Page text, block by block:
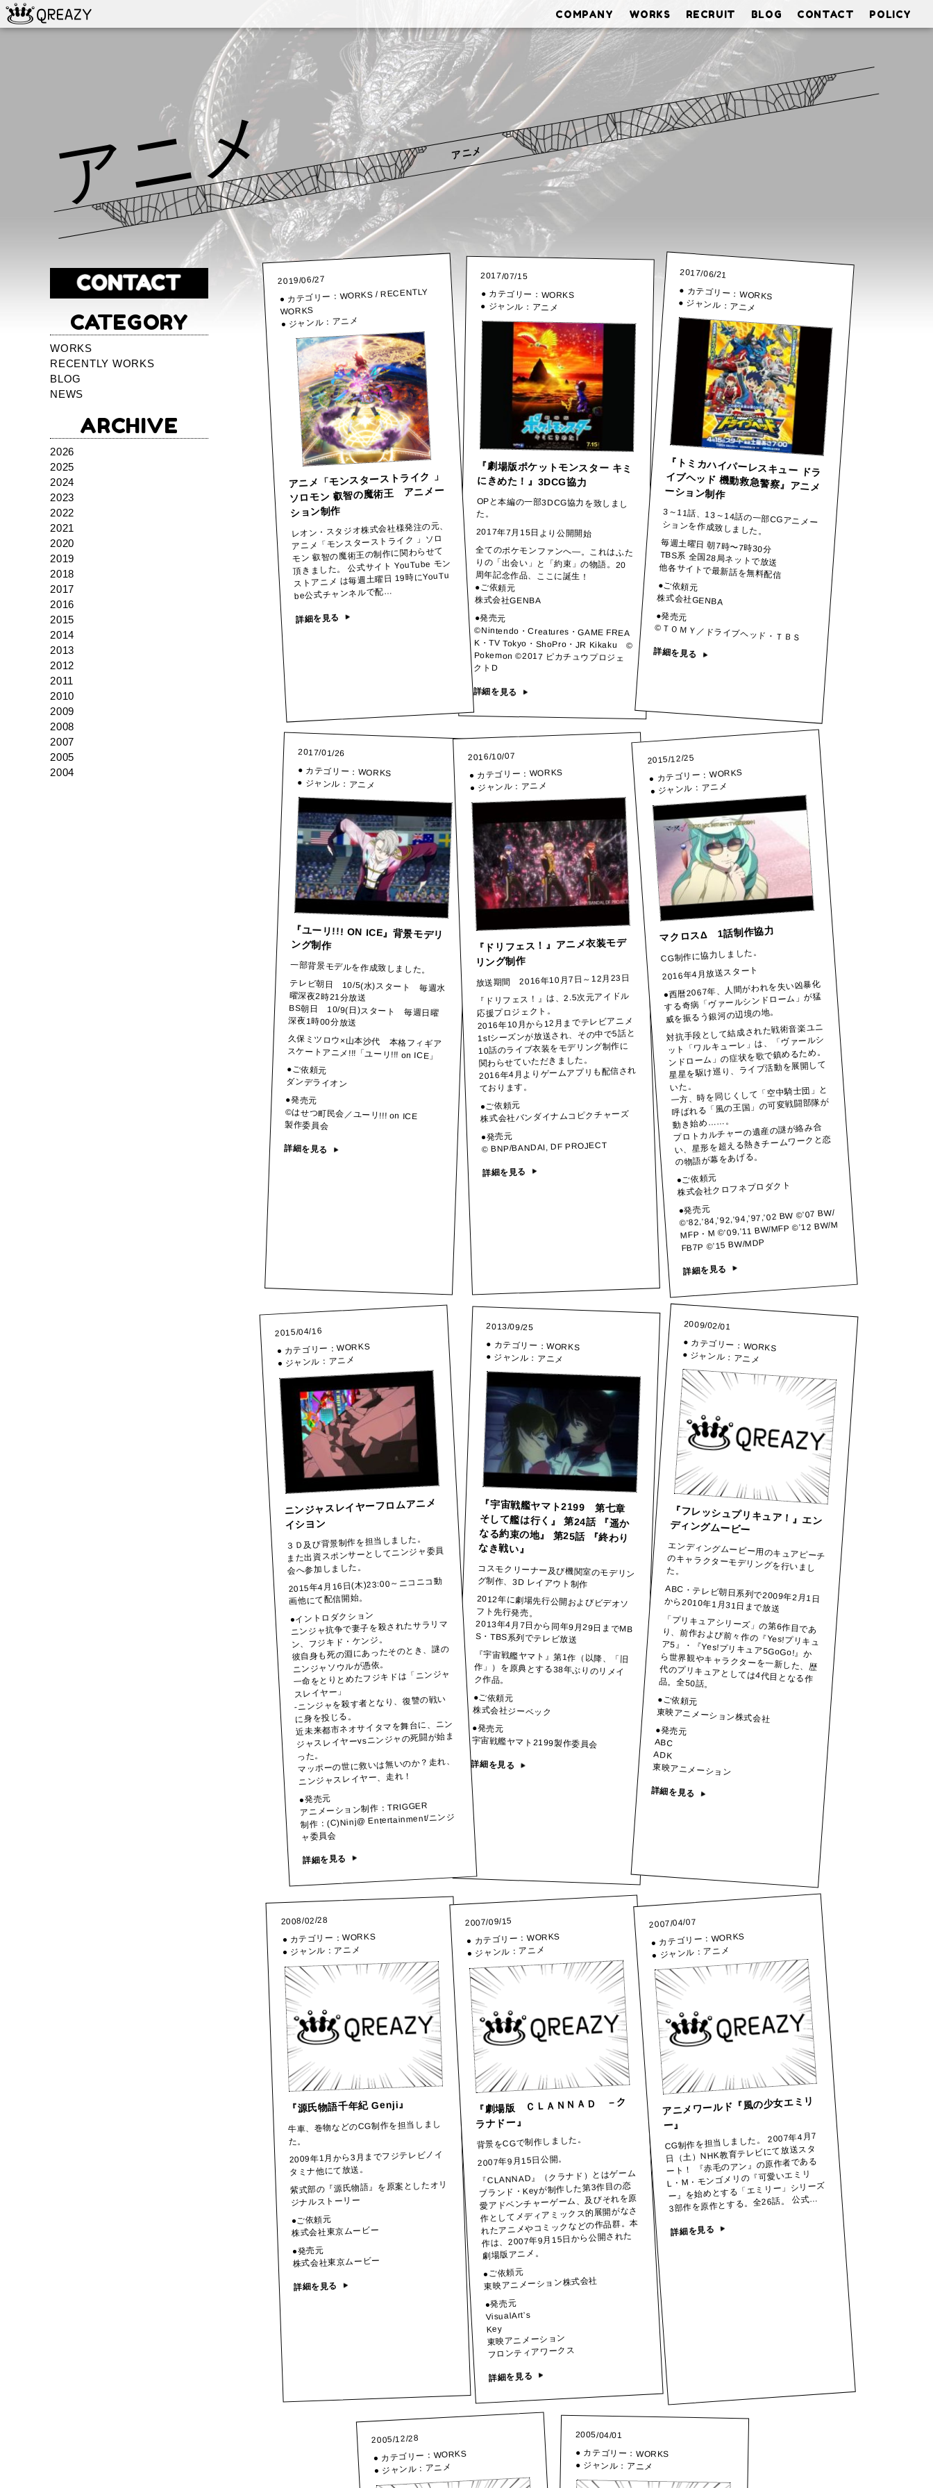
COMPANY WORKS RECRUIT BLOG CONTACT POLICY
アニメ アニメ
2019/06/27
● カテゴリー：WORKS /RECENTLY
WORKS
● ジャンル：アニメ
アニメ「モンスターストライク 」
ソロモン 叡智の魔術王 アニメー
ション制作
レオン・スタジオ株式会社様発注の元、
アニメ「モンスターストライク 」ソロ
モン 叡智の魔術王の制作に関わらせて
頂きました。 公式サイト YouTube モン
ストアニメ は毎週土曜日 19時にYouTu
be公式チャンネルで配…
詳細を見る
2017/07/15
● カテゴリー： WORKS
● ジャンル： アニメ
『劇場版ポケットモンスター キミ
にきめた！』3DCG協力
OPと本編の一部3DCG協力を致しまし
た。
2017年7月15日より公開開始
全てのポケモンファンへ―。これはふた
りの「出会い」と「約束」の物語。20
周年記念作品、ここに誕生！
●ご依頼元
株式会社GENBA
●発売元
©Nintendo・Creatures・GAME FREA
K・TV Tokyo・ShoPro・JR Kikaku ©
Pokemon ©2017 ピカチュウプロジェ
クトD
詳細を見る
2017/06/21
● カテゴリー：WORKS
● ジャンル： アニメ
『トミカハイパーレスキュー ドラ
イブヘッド 機動救急警察』アニメ
ーション制作
3～11話、13～14話の一部CGアニメー
ションを作成致しました。
毎週土曜日 朝7時〜7時30分
TBS系 全国28局ネットで放送
他各サイトで最新話を無料配信
●ご依頼元
株式会社GENBA
●発売元
©ＴＯＭＹ／ドライブヘッド・ＴＢＳ
詳細を見る
2017/01/26
● カテゴリー：WORKS
● ジャンル： アニメ
『ユーリ!!! ON ICE』背景モデリ
ング制作
一部背景モデルを作成致しました。
テレビ朝日 10/5(水)スタート 毎週水
曜深夜2時21分放送
BS朝日 10/9(日)スタート 毎週日曜
深夜1時00分放送
久保ミツロウ×山本沙代 本格フィギア
スケートアニメ!!!「ユーリ!!! on ICE」
●ご依頼元
ダンデライオン
●発売元
©はせつ町民会／ユーリ!!! on ICE
製作委員会
詳細を見る
2016/10/07
● カテゴリー：WORKS
● ジャンル： アニメ
『ドリフェス！』アニメ衣装モデ
リング制作
放送期間 2016年10月7日～12月23日
『ドリフェス！』は、2.5次元アイドル
応援プロジェクト。
2016年10月から12月までテレビアニメ
1stシーズンが放送され、その中で5話と
10話のライブ衣装をモデリング制作に
関わらせていただきました。
2016年4月よりゲームアプリも配信され
ております。
●ご依頼元
株式会社バンダイナムコピクチャーズ
●発売元
© BNP/BANDAI, DF PROJECT
詳細を見る
2015/12/25
● カテゴリー：WORKS
● ジャンル： アニメ
マクロスΔ 1話制作協力
CG制作に協力しました。
2016年4月放送スタート
●西暦2067年、人間がわれを失い凶暴化
する奇病「ヴァールシンドローム」が猛
威を振るう銀河の辺境の地。
対抗手段として結成された戦術音楽ユニ
ット「ワルキューレ」は、「ヴァールシ
ンドローム」の症状を歌で鎮めるため。
星星を駆け巡り、ライブ活動を展開して
いた。
一方、時を同じくして「空中騎士団」と
呼ばれる「風の王国」の可変戦闘部隊が
動き始め……。
プロトカルチャーの遺産の謎が絡み合
い、星形を超える熱きチームワークと恋
の物語が幕をあげる。
●ご依頼元
株式会社クロフネプロダクト
●発売元
©’82,’84,’92,’94,’97,’02 BW ©’07 BW/
MFP・M ©’09,’11 BW/MFP ©’12 BW/M
FB7P ©’15 BW/MDP
詳細を見る
2015/04/16
● カテゴリー：WORKS
● ジャンル：アニメ
ニンジャスレイヤーフロムアニメ
イシヨン
３Ｄ及び背景制作を担当しました。
また出資スポンサーとしてニンジャ委員
会へ参加しました。
2015年4月16日(木)23:00～ニコニコ動
画他にて配信開始。
●イントロダクション
ニンジャ抗争で妻子を殺されたサラリマ
ン、フジキド・ケンジ。
彼自身も死の淵にあったそのとき、謎の
ニンジャソウルが憑依。
一命をとりとめたフジキドは「ニンジャ
スレイヤー」
-ニンジャを殺す者となり、復讐の戦い
に身を投じる。
近未来都市ネオサイタマを舞台に、ニン
ジャスレイヤーvsニンジャの死闘が始ま
った。
マッポーの世に救いは無いのか？走れ、
ニンジャスレイヤー、走れ！
●発売元
アニメーション制作：TRIGGER
制作：(C)Ninj@ Entertainment/ニンジ
ャ委員会
詳細を見る
2013/09/25
● カテゴリー：WORKS
● ジャンル： アニメ
『宇宙戦艦ヤマ­ト2199 第七章
そして艦は行く』 第24話 『遥か
なる約束の地』 第25話 『終わり
なき戦い』
コスモクリーナー及び機関室のモデリン
グ制作、3D レイアウト制作
2012年に劇場先行公開およびビデオソ
フト先行発売。
2013年4月7日から同年9月29日までMB
S・TBS系列でテレビ放送
『宇宙戦艦ヤマト』第1作（以降、「旧
作」）を原典とする38年ぶりのリメイ
ク作品。
●ご依頼元
株式会社ジーベック
●発売元
宇宙戦艦ヤマト2199製作委員会
詳細を見る
2009/02/01
● カテゴリー：WORKS
● ジャンル： アニメ
『フレッシュプリキュア！』エン
ディングムービー
エンディングムービー用のキュアピーチ
のキャラクターモデリングを行いまし
た。
ABC・テレビ朝日系列で2009年2月1日
から2010年1月31日まで放送
「プリキュアシリーズ」の第6作目であ
り、前作および前々作の『Yes!プリキュ
ア5』・『Yes!プリキュア5GoGo!』か
ら世界観やキャラクターを一新した、歴
代のプリキュアとしては4代目となる作
品。全50話。
●ご依頼元
東映アニメーション株式会社
●発売元
ABC
ADK
東映アニメーション
詳細を見る
2008/02/28
● カテゴリー：WORKS
● ジャンル： アニメ
『源氏物語千年紀 Genji』
牛車、巻物などのCG制作を担当しまし
た。
2009年1月から3月までフジテレビノイ
タミナ他にて放送。
紫式部の『源氏物語』を原案としたオリ
ジナルストーリー
●ご依頼元
株式会社東京ムービー
●発売元
株式会社東京ムービー
詳細を見る
2007/09/15
● カテゴリー：WORKS
● ジャンル：アニメ
『劇場版 ＣＬＡＮＮＡＤ －ク
ラナドー』
背景をCGで制作しました。
2007年9月15日公開。
『CLANNAD』（クラナド）とはゲーム
ブランド・Keyが制作した第3作目の恋
愛アドベンチャーゲーム、及びそれを原
作としてメディアミックス的展開がなさ
れたアニメやコミックなどの作品群。本
作は、2007年9月15日から公開された
劇場版アニメ。
●ご依頼元
東映アニメーション株式会社
●発売元
VisualArt’s
Key
東映アニメーション
フロンティアワークス
詳細を見る
2007/04/07
● カテゴリー：WORKS
● ジャンル：アニメ
アニメワールド『風の少女エミリ
ー』
CG制作を担当しました。 2007年4月7
日（土）NHK教育テレビにて放送スタ
ート！ 『赤毛のアン』の原作者である
L・M・モンゴメリの『可愛いエミリ
ー』を始めとする「エミリー」シリーズ
3部作を原作とする。全26話。 公式…
詳細を見る
2005/12/28
● カテゴリー：WORKS
● ジャンル： アニメ
2005/04/01
● カテゴリー： WORKS
● ジャンル： アニメ
CATEGORY
WORKS
RECENTLY WORKS
BLOG
NEWS
ARCHIVE
2026
2025
2024
2023
2022
2021
2020
2019
2018
2017
2016
2015
2014
2013
2012
2011
2010
2009
2008
2007
2005
2004